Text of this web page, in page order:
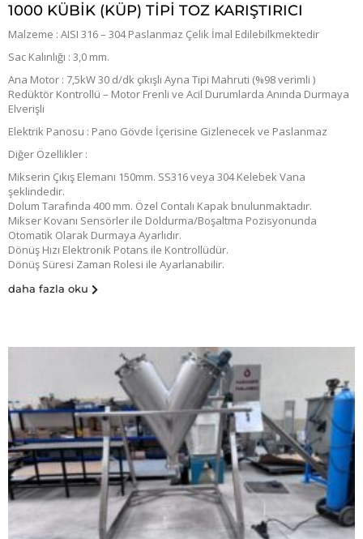
1000 KÜBİK (KÜP) TİPİ TOZ KARIŞTIRICI
Malzeme : AISI 316 – 304 Paslanmaz Çelik İmal Edilebilkmektedir
Sac Kalınlığı : 3,0 mm.
Ana Motor : 7,5kW 30 d/dk çıkışlı Ayna Tipi Mahruti (%98 verimli )
Redüktör Kontrollü – Motor Frenli ve Acil Durumlarda Anında Durmaya
Elverişli
Elektrik Panosu : Pano Gövde İçerisine Gizlenecek ve Paslanmaz
Diğer Özellikler :
Mikserin Çıkış Elemanı 150mm. SS316 veya 304 Kelebek Vana
şeklindedir.
Dolum Tarafında 400 mm. Özel Contalı Kapak bnulunmaktadır.
Mikser Kovanı Sensörler ile Doldurma/Boşaltma Pozisyonunda
Otomatik Olarak Durmaya Ayarlıdır.
Dönüş Hızı Elektronik Potans ile Kontrollüdür.
Dönüş Süresi Zaman Rolesi ile Ayarlanabilir.
daha fazla oku